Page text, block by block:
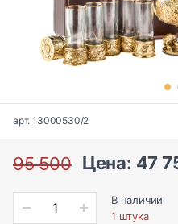
арт. 13000530/2
95 500 Цена: 47
В наличии
1 штука